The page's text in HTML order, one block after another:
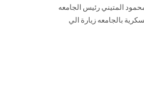
المتيني رئيس الجامعه
بالجامعه زيارة الي